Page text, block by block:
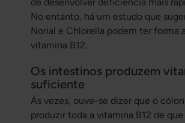
No entanto, há um estudo que
Norial e Chlorella podem ter forma
vitamina B12.
Os intestinos produzem
suficiente
Às vezes, ouve-se dizer que o
produzir toda a vitamina B12 de